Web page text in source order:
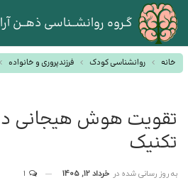
گـروه روانشــناسی ذهــن آرا
خانه روانشناسی کودک فرزندپروری و خانواده
تکنیک
به روز رسانی شده در خرداد 12, 1405